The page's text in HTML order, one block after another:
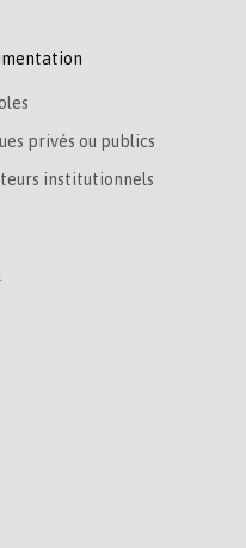
privés ou publics
institutionnels